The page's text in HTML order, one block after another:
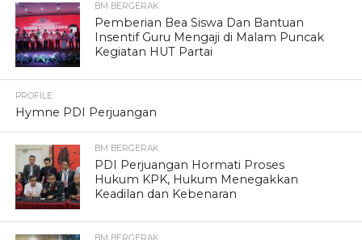
BM BERGERAK
Pemberian Bea Siswa Dan Bantuan
Insentif Guru Mengaji di Malam Puncak
Kegiatan HUT Partai
PROFILE
Hymne PDI Perjuangan
BM BERGERAK
PDI Perjuangan Hormati Proses
Hukum KPK, Hukum Menegakkan
Keadilan dan Kebenaran